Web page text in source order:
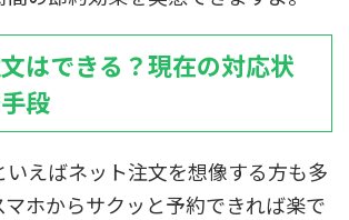
はできる？現在の対応状
段
いえばネット注文を想像する方も多
マホからサクッと予約できれば楽で